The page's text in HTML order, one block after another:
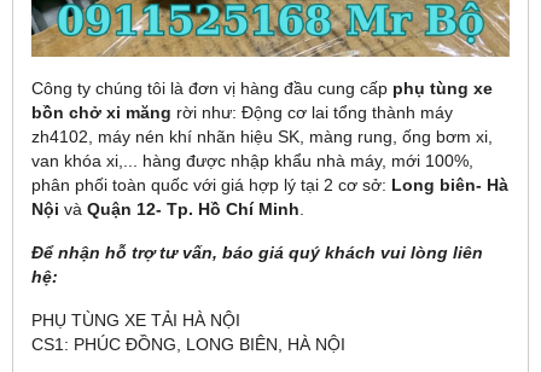
Công ty chúng tôi là đơn vị hàng đầu cung cấp phụ tùng xe
bồn chở xi măng rời như: Động cơ lai tổng thành máy
zh4102, máy nén khí nhãn hiệu SK, màng rung, ống bơm xi,
van khóa xi,... hàng được nhập khẩu nhà máy, mới 100%,
phân phối toàn quốc với giá hợp lý tại 2 cơ sở: Long biên- Hà
Nội và Quận 12- Tp. Hồ Chí Minh
Để nhận hỗ trợ tư vấn, báo giá quý khách vui lòng liên
hệ:
PHỤ TÙNG XE TẢI HÀ NỘI
CS1: PHÚC ĐỒNG, LONG BIÊN, HÀ NỘI